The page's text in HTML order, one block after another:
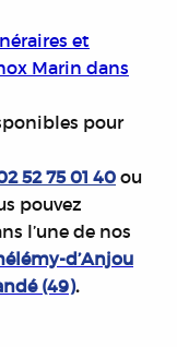
et
Marin dans
pour
52 75 01 40ou
pouvez
l’une de nos
d’Anjou
(49).